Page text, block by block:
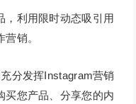
，利用限时动态吸引用
销。
分发挥Instagram营销
买您产品、分享您的内